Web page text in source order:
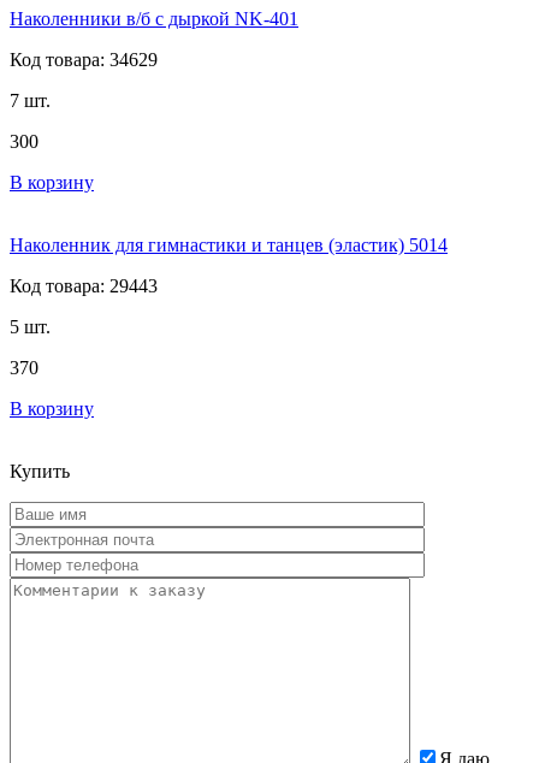
Наколенники в/б с дыркой NK-401
Код товара: 34629
7 шт.
300
В корзину
Наколенник для гимнастики и танцев (эластик) 5014
Код товара: 29443
5 шт.
370
В корзину
Купить
Я даю